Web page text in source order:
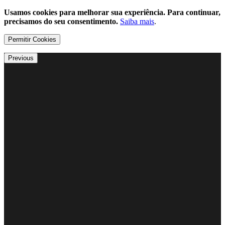
Usamos cookies para melhorar sua experiência. Para continuar,
precisamos do seu consentimento. Saiba mais.
Permitir Cookies
Previous